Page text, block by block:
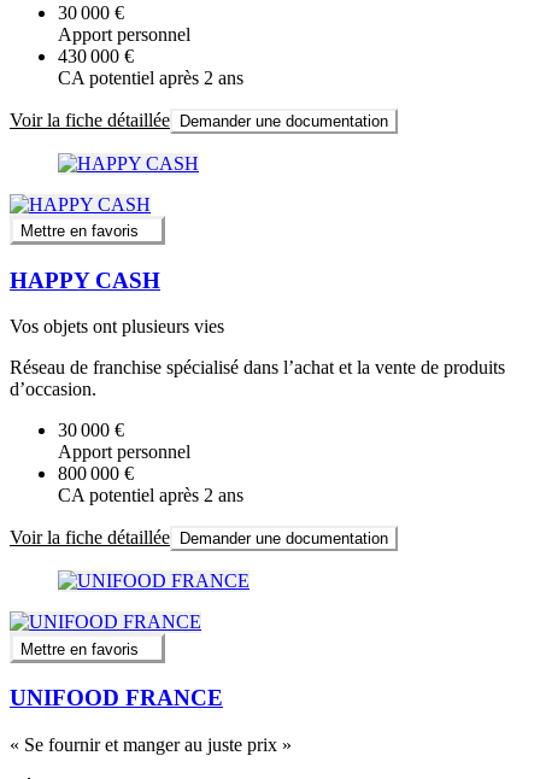
30 000 €
Apport personnel
430 000 €
CA potentiel après 2 ans
Voir la fiche détaillée Demander une documentation
Mettre en favoris
HAPPY CASH
Vos objets ont plusieurs vies
Réseau de franchise spécialisé dans l’achat et la vente de produits
d’occasion.
30 000 €
Apport personnel
800 000 €
CA potentiel après 2 ans
Voir la fiche détaillée Demander une documentation
Mettre en favoris
UNIFOOD FRANCE
« Se fournir et manger au juste prix »